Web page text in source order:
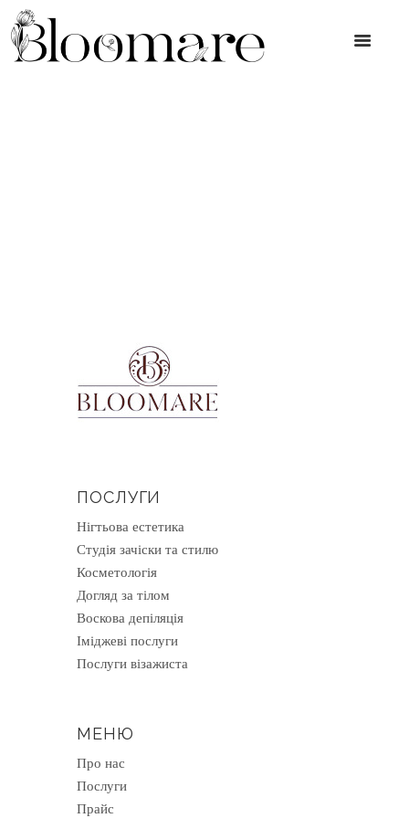
ПОСЛУГИ
Нігтьова естетика
Студія зачіски та стилю
Косметологія
Догляд за тілом
Воскова депіляція
Іміджеві послуги
Послуги візажиста
МЕНЮ
Про нас
Послуги
Прайс